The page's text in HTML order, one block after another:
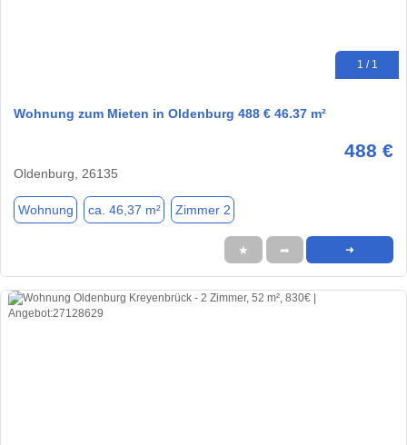
1 / 1
Wohnung zum Mieten in Oldenburg 488 € 46.37 m²
488 €
Oldenburg, 26135
Wohnung ca. 46,37 m² Zimmer 2
★ ➦ ➜